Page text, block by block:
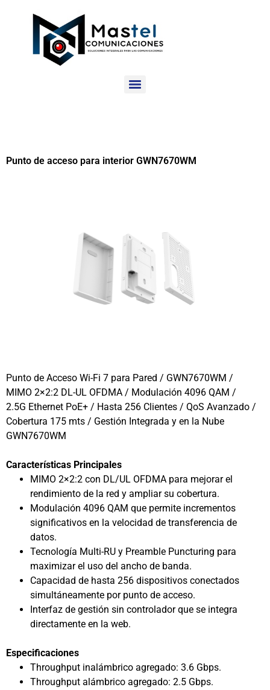
Punto de acceso para interior GWN7670WM
Punto de Acceso Wi-Fi 7 para Pared / GWN7670WM /
MIMO 2×2:2 DL-UL OFDMA / Modulación 4096 QAM /
2.5G Ethernet PoE+ / Hasta 256 Clientes / QoS Avanzado /
Cobertura 175 mts / Gestión Integrada y en la Nube
GWN7670WM
Características Principales
MIMO 2×2:2 con DL/UL OFDMA para mejorar el
rendimiento de la red y ampliar su cobertura.
Modulación 4096 QAM que permite incrementos
significativos en la velocidad de transferencia de
datos.
Tecnología Multi-RU y Preamble Puncturing para
maximizar el uso del ancho de banda.
Capacidad de hasta 256 dispositivos conectados
simultáneamente por punto de acceso.
Interfaz de gestión sin controlador que se integra
directamente en la web.
Especificaciones
Throughput inalámbrico agregado: 3.6 Gbps.
Throughput alámbrico agregado: 2.5 Gbps.